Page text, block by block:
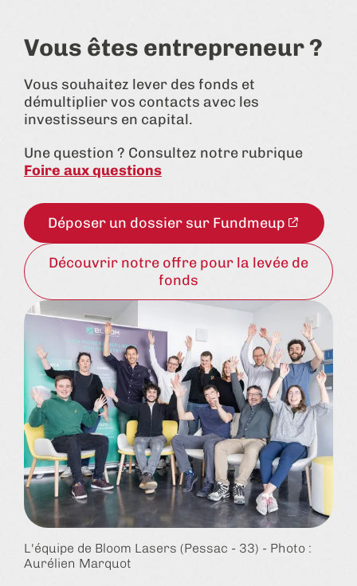
Vous êtes entrepreneur ?
Vous souhaitez lever des fonds et
démultiplier vos contacts avec les
investisseurs en capital.
Une question ? Consultez notre rubrique
Foire aux questions
Déposer un dossier sur Fundmeup
Découvrir notre offre pour la levée de
fonds
L'équipe de Bloom Lasers (Pessac - 33) - Photo :
Aurélien Marquot